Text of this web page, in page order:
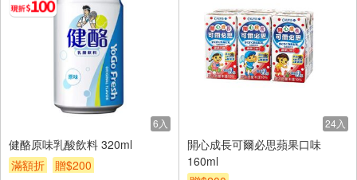
6入
健酪原味乳酸飲料 320ml
滿額折
贈$200
24入
開心成長可爾必思蘋果口味
160ml